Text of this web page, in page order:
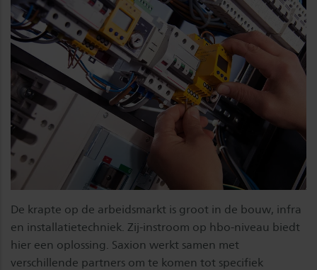
De krapte op de arbeidsmarkt is groot in de bouw, infra
en installatietechniek. Zij-instroom op hbo-niveau biedt
hier een oplossing. Saxion werkt samen met
verschillende partners om te komen tot specifiek